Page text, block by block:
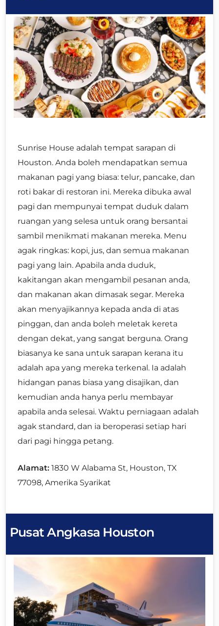
Sunrise House adalah tempat sarapan di
Houston. Anda boleh mendapatkan semua
makanan pagi yang biasa: telur, pancake, dan
roti bakar di restoran ini. Mereka dibuka awal
pagi dan mempunyai tempat duduk dalam
ruangan yang selesa untuk orang bersantai
sambil menikmati makanan mereka. Menu
agak ringkas: kopi, jus, dan semua makanan
pagi yang lain. Apabila anda duduk,
kakitangan akan mengambil pesanan anda,
dan makanan akan dimasak segar. Mereka
akan menyajikannya kepada anda di atas
pinggan, dan anda boleh meletak kereta
dengan dekat, yang sangat berguna. Orang
biasanya ke sana untuk sarapan kerana itu
adalah apa yang mereka terkenal. Ia adalah
hidangan panas biasa yang disajikan, dan
kemudian anda hanya perlu membayar
apabila anda selesai. Waktu perniagaan adalah
agak standard, dan ia beroperasi setiap hari
dari pagi hingga petang.
Alamat: 1830 W Alabama St, Houston, TX
77098, Amerika Syarikat
Pusat Angkasa Houston